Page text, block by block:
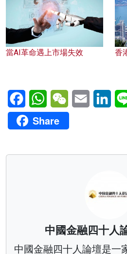
當AI革命遇上市場失效 香
FacebookWhatsAppWeChatEmail
Share
中國金融四十人
中國金融四十人論壇是一